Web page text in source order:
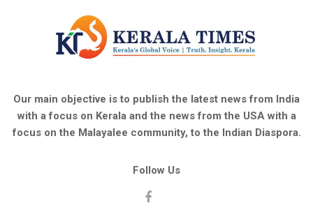
Our main objective is to publish the latest news from India
with a focus on Kerala and the news from the USA with a
focus on the Malayalee community, to the Indian Diaspora.
Follow Us